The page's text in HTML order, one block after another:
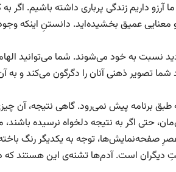
آرزو داریم زندگی پرباری داشته باشیم.
عمیق بخشیده‌اید. دانستنِ اینکه
نسبت به خود می‌شوند. شما می‌توانید
شما تصویر ذهنی آنان را دگرگون می‌کند و به
برنامه پیش نمی‌رود. گاهی نتیجه، آن
حتی اگر به نتیجه دلخواه نرسیده
صفحه‌نمایش‌ها، توجه به یکدیگر رنگ
است. آدم‌ها تشنه‌ی این هستند که